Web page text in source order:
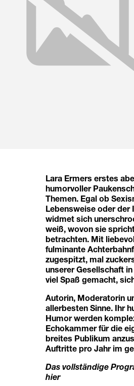
Lara Ermers erstes
humorvoller
Themen. Egal ob
Lebensweise oder der
widmet sich
weiß, wovon sie
betrachten. Mit
fulminante
zugespitzt, mal
unserer Gesellschaft
viel Spaß gemacht,
Autorin, Moderatorin
allerbesten Sinne. Ihr
Humor werden
Echokammer für die
breites Publikum
Auftritte pro Jahr im
Das vollständige
hier